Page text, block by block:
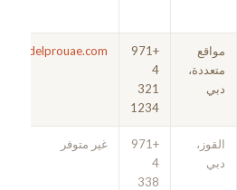
مواقع
متعددة،
دبي
+971
4
321
1234
padelprouae.com
القوز،
دبي
+971
4
338
غير متوفر